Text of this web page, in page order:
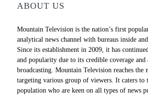
ABOUT US
Mountain Television is the nation’s first
analytical news channel with bureaus inside
Since its establishment in 2009, it has
and popularity due to its credible coverage and
broadcasting. Mountain Television reaches the
targeting various group of viewers. It caters to
population who are keen on all types of news